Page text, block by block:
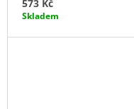
573 Kč
Skladem